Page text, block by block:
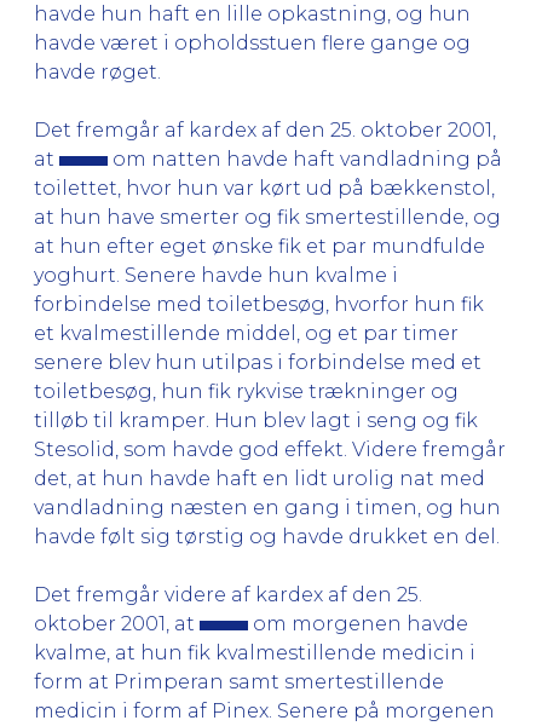
havde hun haft en lille opkastning, og hun
havde været i opholdsstuen flere gange og
havde røget.
Det fremgår af kardex af den 25. oktober 2001,
at
om natten havde haft vandladning på
toilettet, hvor hun var kørt ud på bækkenstol,
at hun have smerter og fik smertestillende, og
at hun efter eget ønske fik et par mundfulde
yoghurt. Senere havde hun kvalme i
forbindelse med toiletbesøg, hvorfor hun fik
et kvalmestillende middel, og et par timer
senere blev hun utilpas i forbindelse med et
toiletbesøg, hun fik rykvise trækninger og
tilløb til kramper. Hun blev lagt i seng og fik
Stesolid, som havde god effekt. Videre fremgår
det, at hun havde haft en lidt urolig nat med
vandladning næsten en gang i timen, og hun
havde følt sig tørstig og havde drukket en del.
Det fremgår videre af kardex af den 25.
oktober 2001, at
om morgenen havde
kvalme, at hun fik kvalmestillende medicin i
form at Primperan samt smertestillende
medicin i form af Pinex. Senere på morgenen